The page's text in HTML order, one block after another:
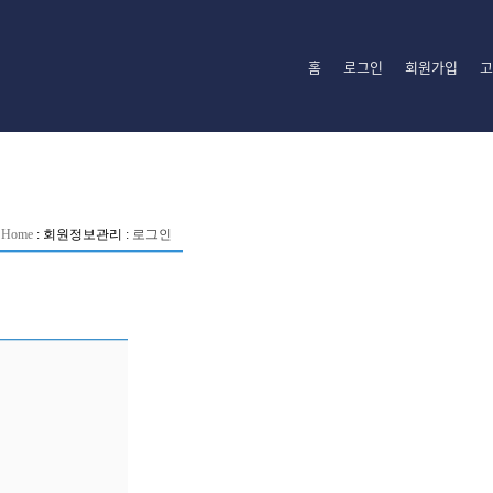
홈 로그인 회원가입
Home : 회원정보관리 : 로그인